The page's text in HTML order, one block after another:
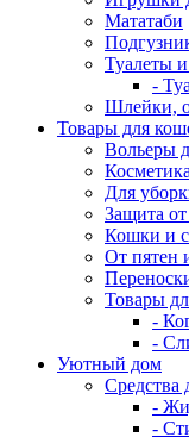
Мататаби
Туалеты
-
Шлейки,
Товары для
Вольеры
Для
Защита
Кошки и
От пятен
Товары
-
-
Уютный дом
Средства
-
-